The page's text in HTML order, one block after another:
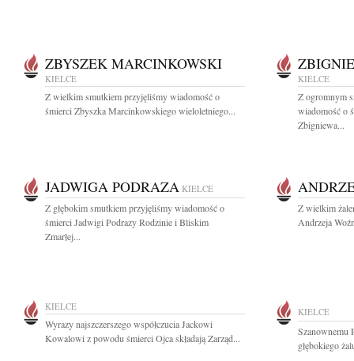
ZBYSZEK MARCINKOWSKI
KIELCE
Z wielkim smutkiem przyjęliśmy wiadomość o
śmierci Zbyszka Marcinkowskiego wieloletniego...
KIELCE
Z ogromnym
wiadomość o
Zbigniewa...
JADWIGA PODRAZA KIELCE
Z głębokim smutkiem przyjęliśmy wiadomość o
śmierci Jadwigi Podrazy Rodzinie i Bliskim
Zmarłej...
Z wielkim
Andrzeja
KIELCE
Wyrazy najszczerszego współczucia Jackowi
Kowalowi z powodu śmierci Ojca składają Zarząd...
KIELCE
Szanownemu
głębokiego